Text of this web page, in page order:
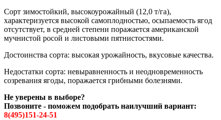
Сорт зимостойкий, высокоурожайный (12,0 т/га),
характеризуется высокой самоплодностью, осыпаемость ягод
отсутствует, в средней степени поражается американской
мучнистой росой и листовыми пятнистостями.
Достоинства сорта: высокая урожайность, вкусовые качества.
Недостатки сорта: невыравненность и неодновременность
созревания ягоды, поражается грибными болезнями.
Не уверены в выборе?
Позвоните - поможем подобрать наилучший вариант:
8(495)151-24-51